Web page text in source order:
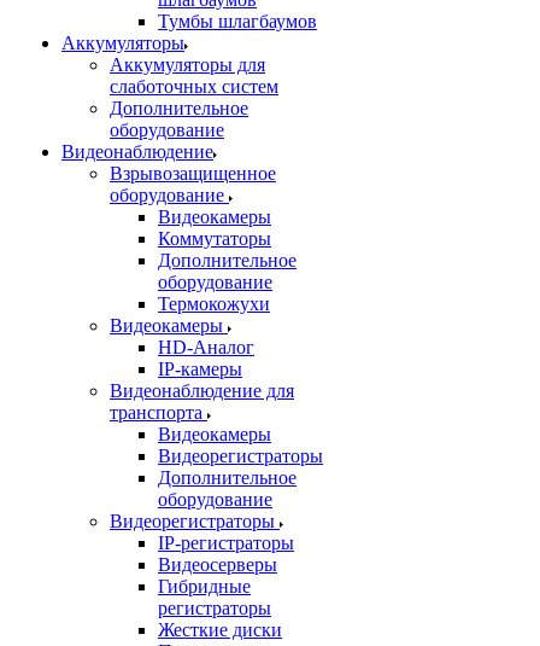
Тумбы шлагбаумов
Аккумуляторы
Аккумуляторы для
слаботочных систем
Дополнительное
оборудование
Видеонаблюдение
Взрывозащищенное
оборудование
Видеокамеры
Коммутаторы
Дополнительное
оборудование
Термокожухи
Видеокамеры
HD-Аналог
IP-камеры
Видеонаблюдение для
транспорта
Видеокамеры
Видеорегистраторы
Дополнительное
оборудование
Видеорегистраторы
IP-регистраторы
Видеосерверы
Гибридные
регистраторы
Жесткие диски